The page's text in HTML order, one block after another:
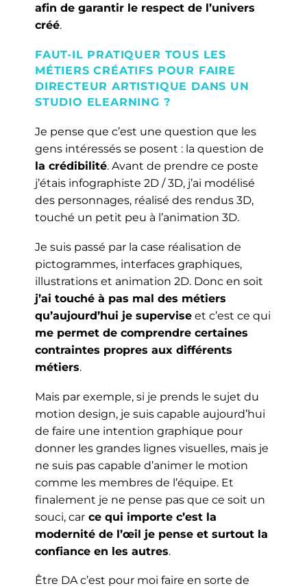
afin de garantir le respect de l’univers
créé.
FAUT-IL PRATIQUER TOUS LES
MÉTIERS CRÉATIFS POUR FAIRE
DIRECTEUR ARTISTIQUE DANS UN
STUDIO ELEARNING ?
Je pense que c’est une question que les
gens intéressés se posent : la question de
la crédibilité. Avant de prendre ce poste
j’étais infographiste 2D / 3D, j’ai modélisé
des personnages, réalisé des rendus 3D,
touché un petit peu à l’animation 3D.
Je suis passé par la case réalisation de
pictogrammes, interfaces graphiques,
illustrations et animation 2D. Donc en soit
j’ai touché à pas mal des métiers
qu’aujourd’hui je supervise et c’est ce qui
me permet de comprendre certaines
contraintes propres aux différents
métiers.
Mais par exemple, si je prends le sujet du
motion design, je suis capable aujourd’hui
de faire une intention graphique pour
donner les grandes lignes visuelles, mais je
ne suis pas capable d’animer le motion
comme les membres de l’équipe. Et
finalement je ne pense pas que ce soit un
souci, car ce qui importe c’est la
modernité de l’œil je pense et surtout la
confiance en les autres.
Être DA c’est pour moi faire en sorte de